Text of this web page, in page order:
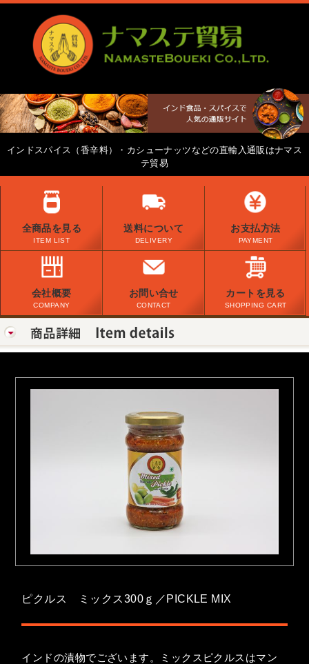
インドスパイス（香辛料）・カシューナッツなどの直輸入通販はナマス
テ貿易
全商品を見る
ITEM LIST
送料について
DELIVERY
お支払方法
PAYMENT
会社概要
COMPANY
お問い合せ
CONTACT
カートを見る
SHOPPING CART
ピクルス ミックス300ｇ／PICKLE MIX
インドの漬物でございます。ミックスピクルスはマン